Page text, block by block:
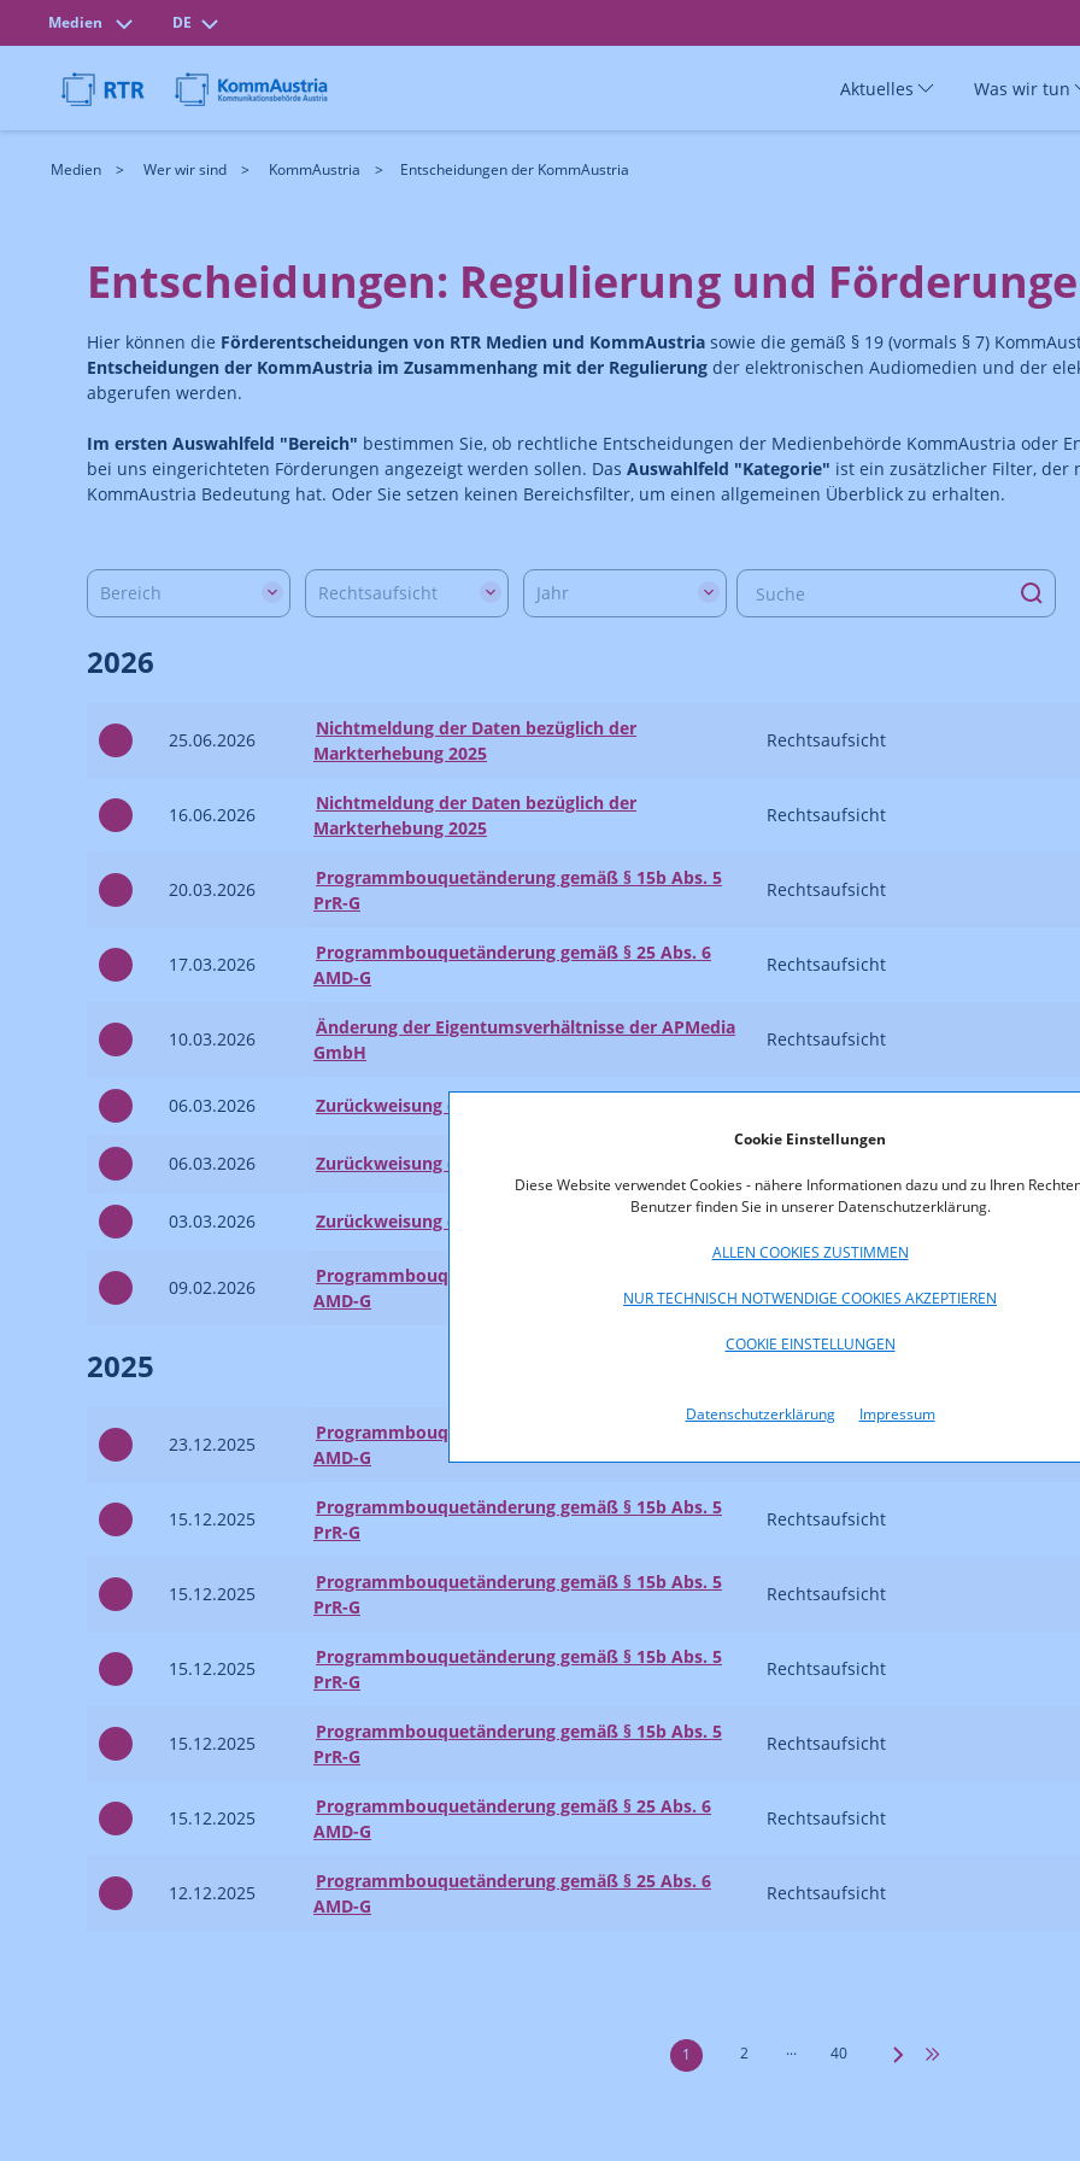
Cookie Einstellungen
Diese Website verwendet Cookies - nähere Informationen dazu und zu Ihren
Benutzer finden Sie in unserer Datenschutzerklärung.
ALLEN COOKIES ZUSTIMMEN
NUR TECHNISCH NOTWENDIGE COOKIES AKZEPTIEREN
COOKIE EINSTELLUNGEN
Datenschutzerklärung Impressum
Medien DE
Aktuelles Was wir tun
Medien Wer wir sind KommAustria Entscheidungen der KommAustria
Entscheidungen: Regulierung und
Hier können die Förderentscheidungen von RTR Medien und KommAustria sowie die gemäß § 19 (vormals § 7)
Entscheidungen der KommAustria im Zusammenhang mit der Regulierung der elektronischen Audiomedien und der
abgerufen werden.
Im ersten Auswahlfeld "Bereich" bestimmen Sie, ob rechtliche Entscheidungen der Medienbehörde KommAustria oder
bei uns eingerichteten Förderungen angezeigt werden sollen. Das Auswahlfeld "Kategorie" ist ein zusätzlicher Filter,
KommAustria Bedeutung hat. Oder Sie setzen keinen Bereichsfilter, um einen allgemeinen Überblick zu erhalten.
Bereich Rechtsaufsicht Jahr
2026
25.06.2026
Nichtmeldung der Daten bezüglich der
Markterhebung 2025
Rechtsaufsicht
16.06.2026
Nichtmeldung der Daten bezüglich der
Markterhebung 2025
Rechtsaufsicht
20.03.2026
Programmbouquetänderung gemäß § 15b Abs. 5
PrR-G
Rechtsaufsicht
17.03.2026
Programmbouquetänderung gemäß § 25 Abs. 6
AMD-G
Rechtsaufsicht
10.03.2026
Änderung der Eigentumsverhältnisse der APMedia
GmbH
Rechtsaufsicht
06.03.2026 Zurückweisung einer Anzeige
06.03.2026 Zurückweisung einer Anzeige
03.03.2026 Zurückweisung einer Anzeige
09.02.2026
Programmbouquetänderung gemäß § 25 Abs. 6
AMD-G
Rechtsaufsicht
2025
23.12.2025
Programmbouquetänderung gemäß § 25 Abs. 6
AMD-G
15.12.2025
Programmbouquetänderung gemäß § 15b Abs. 5
PrR-G
Rechtsaufsicht
15.12.2025
Programmbouquetänderung gemäß § 15b Abs. 5
PrR-G
Rechtsaufsicht
15.12.2025
Programmbouquetänderung gemäß § 15b Abs. 5
PrR-G
Rechtsaufsicht
15.12.2025
Programmbouquetänderung gemäß § 15b Abs. 5
PrR-G
Rechtsaufsicht
15.12.2025
Programmbouquetänderung gemäß § 25 Abs. 6
AMD-G
Rechtsaufsicht
12.12.2025
Programmbouquetänderung gemäß § 25 Abs. 6
AMD-G
Rechtsaufsicht
1 2 ... 40